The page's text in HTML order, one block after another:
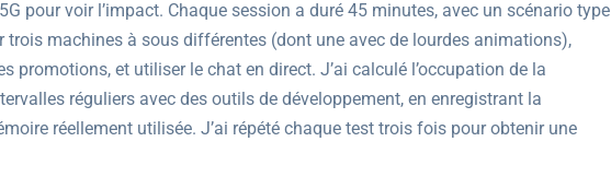
pour voir l’impact. Chaque session a duré 45 minutes, avec un scénario type
trois machines à sous différentes (dont une avec de lourdes animations),
promotions, et utiliser le chat en direct. J’ai calculé l’occupation de la
réguliers avec des outils de développement, en enregistrant la
réellement utilisée. J’ai répété chaque test trois fois pour obtenir une